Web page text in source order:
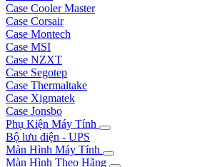
Case Cooler Master
Case Corsair
Case Montech
Case MSI
Case NZXT
Case Segotep
Case Thermaltake
Case Xigmatek
Case Jonsbo
Phụ Kiện Máy Tính
Bộ lưu điện - UPS
Màn Hình Máy Tính
Màn Hình Theo Hãng